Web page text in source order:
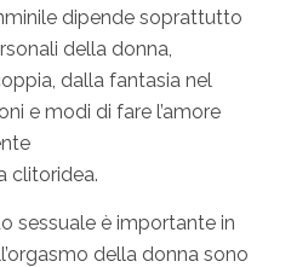
dipende soprattutto
della donna,
dalla fantasia nel
e modi di fare l’amore
clitoridea.
sessuale è importante in
della donna sono